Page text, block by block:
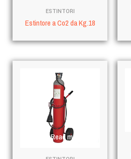
ESTINTORI
Estintore a Co2 da Kg.18
Read more